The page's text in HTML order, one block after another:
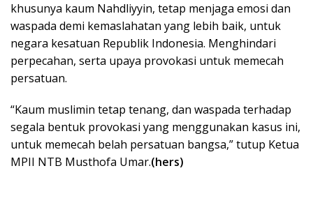
khusunya kaum Nahdliyyin, tetap menjaga emosi dan
waspada demi kemaslahatan yang lebih baik, untuk
negara kesatuan Republik Indonesia. Menghindari
perpecahan, serta upaya provokasi untuk memecah
persatuan.
“Kaum muslimin tetap tenang, dan waspada terhadap
segala bentuk provokasi yang menggunakan kasus ini,
untuk memecah belah persatuan bangsa,” tutup Ketua
MPII NTB Musthofa Umar.(hers)